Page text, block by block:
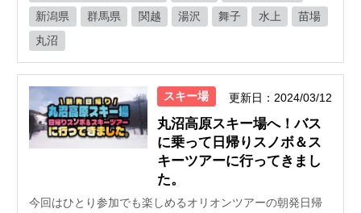
新潟県
群馬県 関越 湯沢 舞子 水上
苗場
丸沼
スキー場 更新日：2024/03/12
丸沼高原スキー場へ！バス
に乗って日帰りスノボ＆ス
キーツアーに行ってきまし
た。
今回はひとり参加でも楽しめるオリオンツアーの朝発日帰